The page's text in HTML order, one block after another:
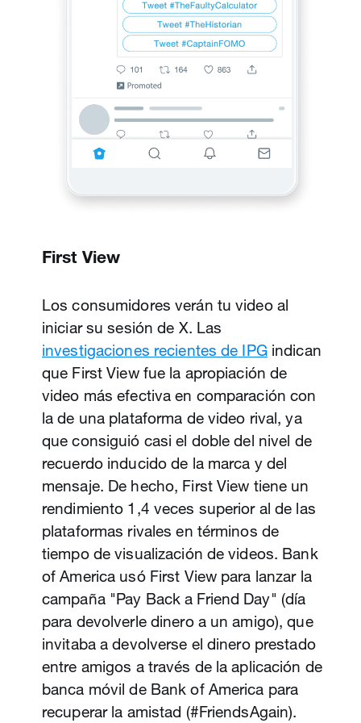
First View
Los consumidores verán tu video al
iniciar su sesión de X. Las
investigaciones recientes de IPGindican
que First View fue la apropiación de
video más efectiva en comparación con
la de una plataforma de video rival, ya
que consiguió casi el doble del nivel de
recuerdo inducido de la marca y del
mensaje. De hecho, First View tiene un
rendimiento 1,4 veces superior al de las
plataformas rivales en términos de
tiempo de visualización de videos. Bank
of America usó First View para lanzar la
campaña "Pay Back a Friend Day" (día
para devolverle dinero a un amigo), que
invitaba a devolverse el dinero prestado
entre amigos a través de la aplicación de
banca móvil de Bank of America para
recuperar la amistad (#FriendsAgain).
Anuncios de video in-stream
Ya sea para ver las noticias deportivas
imperdibles o para compartir las
reacciones sobre el último capítulo de la
temporada de una serie, a las audiencias
les encanta poder descubrir lo que está
pasando a través de los videos en X.
Más de 200 publicadores de video de
alta calidad y seguros para la marca
Video Promocionado
Simplifica la fórmula. El Video
Promocionado te permite promocionar
un video desde la cuenta de X de la
marca. El video se reproduce
automáticamente cuando se muestra en
la cronología de un usuario. Por ejemplo,
Subway usó un Video Promocionado